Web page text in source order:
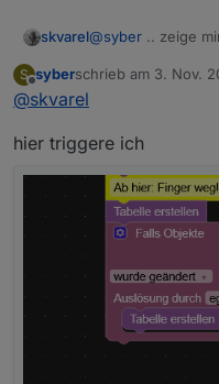
skvarel@syber .. zeige
Tritt das Problem
S
Offline
syberschrieb am 3. Nov.
zuletzt editiert von
@skvarel
hier triggere ich